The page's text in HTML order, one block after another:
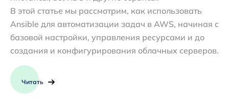
В этой статье мы рассмотрим, как использовать
Ansible для автоматизации задач в AWS, начиная с
базовой настройки, управления ресурсами и до
создания и конфигурирования облачных серверов.
Читать